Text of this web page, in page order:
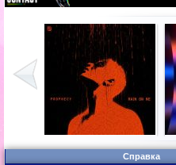
Справка